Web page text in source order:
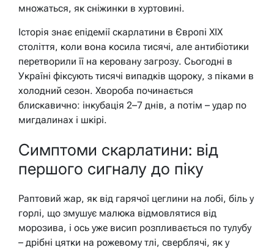
множаться, як сніжинки в хуртовині.
Історія знає епідемії скарлатини в Європі XIX
століття, коли вона косила тисячі, але антибіотики
перетворили її на керовану загрозу. Сьогодні в
Україні фіксують тисячі випадків щороку, з піками в
холодний сезон. Хвороба починається
блискавично: інкубація 2–7 днів, а потім – удар по
мигдалинах і шкірі.
Симптоми скарлатини: від
першого сигналу до піку
Раптовий жар, як від гарячої цеглини на лобі, біль у
горлі, що змушує малюка відмовлятися від
морозива, і ось уже висип розпливається по тулубу
– дрібні цятки на рожевому тлі, сверблячі, як у